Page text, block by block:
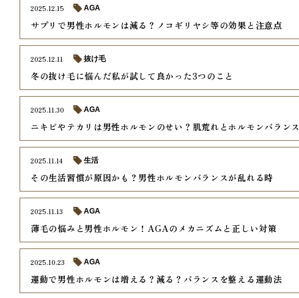
サプリで男性ホルモンは減る？ノコギリヤシ等の効果と注意点
2025.12.15 AGA
冬の抜け毛に悩んだ私が試して良かった3つのこと
2025.12.11 抜け毛
ニキビやテカリは男性ホルモンのせい？肌荒れとホルモンバランス
2025.11.30 AGA
その生活習慣が原因かも？男性ホルモンバランスが乱れる時
2025.11.14 生活
薄毛の悩みと男性ホルモン！AGAのメカニズムと正しい対策
2025.11.13 AGA
運動で男性ホルモンは増える？減る？バランスを整える運動法
2025.10.23 AGA